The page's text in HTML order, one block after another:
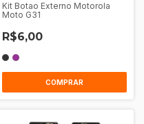
Kit Botao Externo Motorola
Moto G31
R$6,00
COMPRAR